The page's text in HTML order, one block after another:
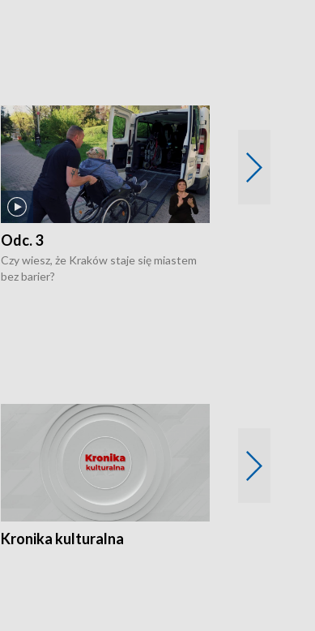
Odc. 3
Czy wiesz, że Kraków staje się miastem
bez barier?
Kronika kulturalna